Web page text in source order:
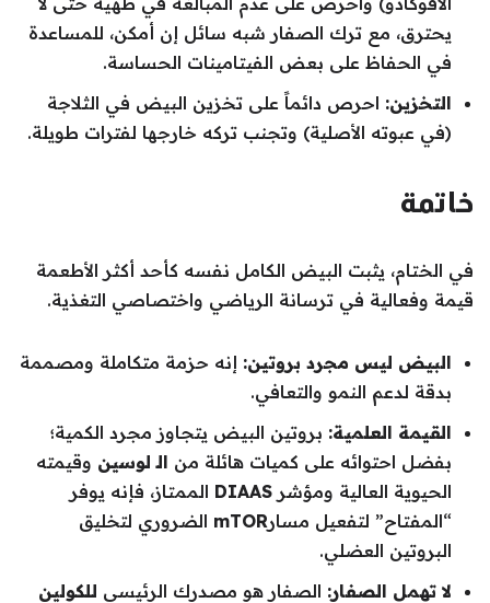
يحترق، مع ترك الصفار شبه سائل إن أمكن، للمساعدة
في الحفاظ على بعض الفيتامينات الحساسة.
التخزين: احرص دائماً على تخزين البيض في الثلاجة
(في عبوته الأصلية) وتجنب تركه خارجها لفترات طويلة.
خاتمة
في الختام، يثبت البيض الكامل نفسه كأحد أكثر الأطعمة
قيمة وفعالية في ترسانة الرياضي واختصاصي التغذية.
البيض ليس مجرد بروتين: إنه حزمة متكاملة ومصممة
بدقة لدعم النمو والتعافي.
القيمة العلمية: بروتين البيض يتجاوز مجرد الكمية؛
بفضل احتوائه على كميات هائلة من الـ لوسين وقيمته
الحيوية العالية ومؤشر DIAAS الممتاز، فإنه يوفر
“المفتاح” لتفعيل مسارmTOR الضروري لتخليق
البروتين العضلي.
لا تهمل الصفار: الصفار هو مصدرك الرئيسي للكولين